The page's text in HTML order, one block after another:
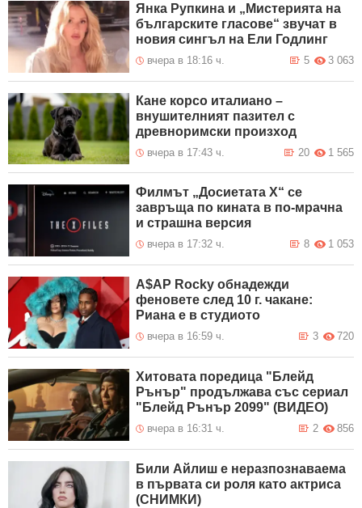
Янка Рупкина и „Мистерията на
българските гласове“ звучат в
новия сингъл на Ели Годлинг
вчера в 18:16 ч. 3 063
5
Кане корсо италиано –
внушителният пазител с
древноримски произход
вчера в 17:43 ч. 1 565
20
Филмът „Досиетата Х“ се
завръща по кината в по-мрачна
и страшна версия
вчера в 17:32 ч. 1 053
8
A$AP Rocky обнадежди
феновете след 10 г. чакане:
Риана е в студиото
вчера в 16:59 ч. 720
3
Хитовата поредица "Блейд
Рънър" продължава със сериал
"Блейд Рънър 2099" (ВИДЕО)
вчера в 16:31 ч. 856
2
Били Айлиш е неразпознаваема
в първата си роля като актриса
(СНИМКИ)